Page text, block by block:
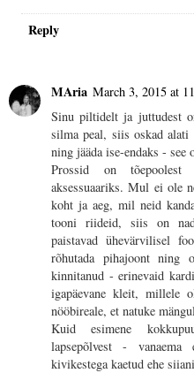
Reply
MAria March 3, 2015 at
Sinu piltidelt ja juttudest
silma peal, siis oskad alati
ning jääda ise-endaks - see
Prossid on tõepoolest
aksessuaariks. Mul ei ole
koht ja aeg, mil neid
tooni riideid, siis on nad
paistavad ühevärvilisel
rõhutada pihajoont ning
kinnitanud - erinevaid
igapäevane kleit, millele
nööbireale, et natuke
Kuid esimene
lapsepõlvest - vanaema
kivikestega kaetud ehe